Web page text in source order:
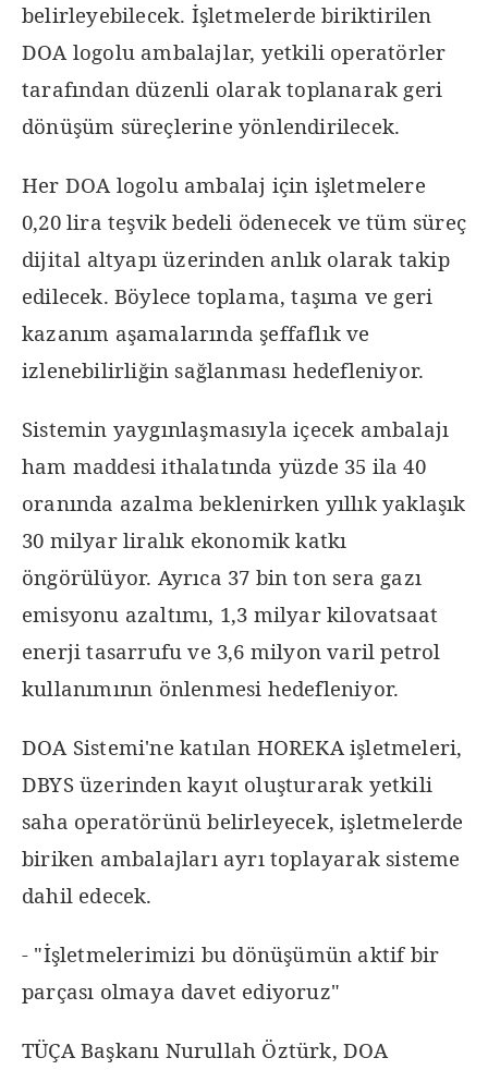
belirleyebilecek. İşletmelerde biriktirilen
DOA logolu ambalajlar, yetkili operatörler
tarafından düzenli olarak toplanarak geri
dönüşüm süreçlerine yönlendirilecek.
Her DOA logolu ambalaj için işletmelere
0,20 lira teşvik bedeli ödenecek ve tüm süreç
dijital altyapı üzerinden anlık olarak takip
edilecek. Böylece toplama, taşıma ve geri
kazanım aşamalarında şeffaflık ve
izlenebilirliğin sağlanması hedefleniyor.
Sistemin yaygınlaşmasıyla içecek ambalajı
ham maddesi ithalatında yüzde 35 ila 40
oranında azalma beklenirken yıllık yaklaşık
30 milyar liralık ekonomik katkı
öngörülüyor. Ayrıca 37 bin ton sera gazı
emisyonu azaltımı, 1,3 milyar kilovatsaat
enerji tasarrufu ve 3,6 milyon varil petrol
kullanımının önlenmesi hedefleniyor.
DOA Sistemi'ne katılan HOREKA işletmeleri,
DBYS üzerinden kayıt oluşturarak yetkili
saha operatörünü belirleyecek, işletmelerde
biriken ambalajları ayrı toplayarak sisteme
dahil edecek.
- "İşletmelerimizi bu dönüşümün aktif bir
parçası olmaya davet ediyoruz"
TÜÇA Başkanı Nurullah Öztürk, DOA